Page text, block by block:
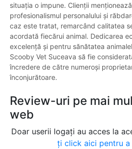
situația o impune. Clienții
profesionalismul personalului și
caz este tratat, remarcând calitatea
acordată fiecărui animal. Dedicarea
excelență și pentru sănătatea
Scooby Vet Suceava să fie
încredere de către numeroși
înconjurătoare.
Review-uri pe mai
web
Doar userii logați au acces la
ți click aici pentru a